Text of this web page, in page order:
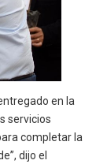
en la
servicios
completar la
dijo el